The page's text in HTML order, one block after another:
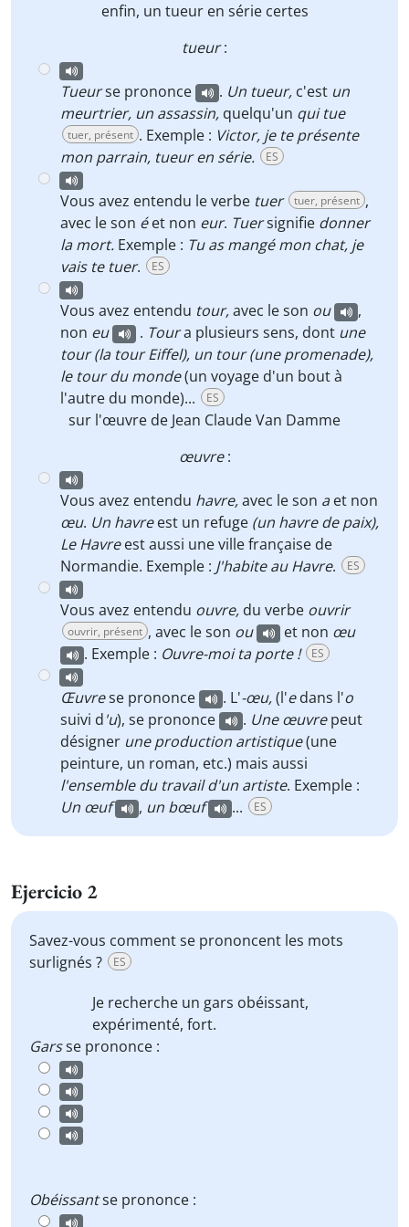
enfin, un tueuren série certes
tueur:
Tueurse prononce . Un tueur, c'est un
meurtrier, un assassin, quelqu'un qui tue
tuer, présent . Exemple : Victor, je te présente
mon parrain, tueur en série.
ES
Vous avez entendu le verbe tuer tuer, présent ,
avec le son éet non eur. Tuersignifie donner
la mort. Exemple : Tu as mangé mon chat, je
vais te tuer. ES
Vous avez entendu tour,avec le son ou
,
non eu . Toura plusieurs sens, dont une
tour (la tour Eiffel), un tour (une promenade),
le tour du monde(un voyage d'un bout à
l'autre du monde)...
ES
sur l'œuvre de Jean Claude Van Damme
œuvre:
Vous avez entendu havre,avec le son aet non
œu. Un havreest un refuge (un havre de paix),
Le Havreest aussi une ville française de
Normandie. Exemple : J'habite au Havre. ES
Vous avez entendu ouvre, du verbe ouvrir
ouvrir, présent , avec le son ou et non œu
. Exemple : Ouvre-moi ta porte ! ES
Œuvrese prononce . L'-œu,(l'edans l'o
suivi d'u), se prononce . Une œuvrepeut
désigner une production artistique(une
peinture, un roman, etc.) mais aussi
l'ensemble du travail d'un artiste. Exemple :
Un œuf
, un bœuf ... ES
Ejercicio 2
Savez-vous comment se prononcent les mots
surlignés ?
ES
Je recherche un gars obéissant,
expérimenté, fort.
Garsse prononce :
Obéissantse prononce :